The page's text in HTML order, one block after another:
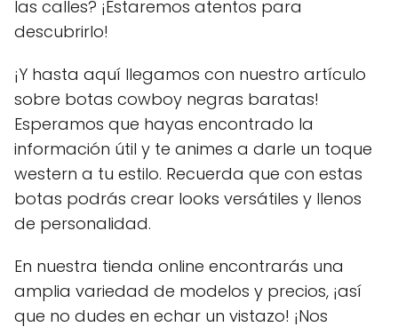
las calles? ¡Estaremos atentos para
descubrirlo!
¡Y hasta aquí llegamos con nuestro artículo
sobre botas cowboy negras baratas!
Esperamos que hayas encontrado la
información útil y te animes a darle un toque
western a tu estilo. Recuerda que con estas
botas podrás crear looks versátiles y llenos
de personalidad.
En nuestra tienda online encontrarás una
amplia variedad de modelos y precios, ¡así
que no dudes en echar un vistazo! ¡Nos